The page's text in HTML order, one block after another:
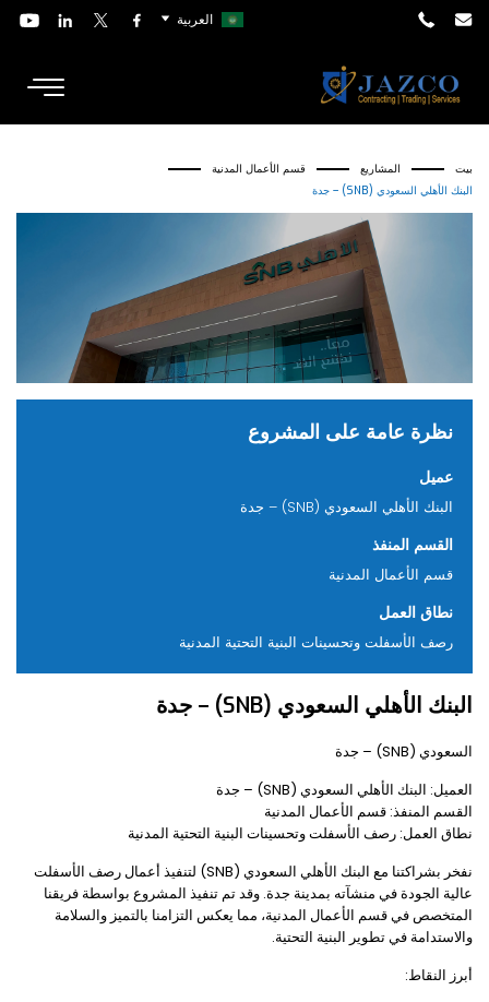
العربية
بيت المشاريع
قسم الأعمال المدنية
البنك الأهلي السعودي (SNB) – جدة
نظرة عامة على المشروع
عميل
البنك الأهلي السعودي (SNB) – جدة
القسم المنفذ
قسم الأعمال المدنية
نطاق العمل
رصف الأسفلت وتحسينات البنية التحتية المدنية
البنك الأهلي السعودي (SNB) – جدة
السعودي (SNB) – جدة
العميل: البنك الأهلي السعودي (SNB) – جدة
القسم المنفذ: قسم الأعمال المدنية
نطاق العمل: رصف الأسفلت وتحسينات البنية التحتية المدنية
نفخر بشراكتنا مع البنك الأهلي السعودي (SNB) لتنفيذ أعمال رصف الأسفلت
عالية الجودة في منشآته بمدينة جدة. وقد تم تنفيذ المشروع بواسطة فريقنا
المتخصص في قسم الأعمال المدنية، مما يعكس التزامنا بالتميز والسلامة
والاستدامة في تطوير البنية التحتية.
أبرز النقاط: